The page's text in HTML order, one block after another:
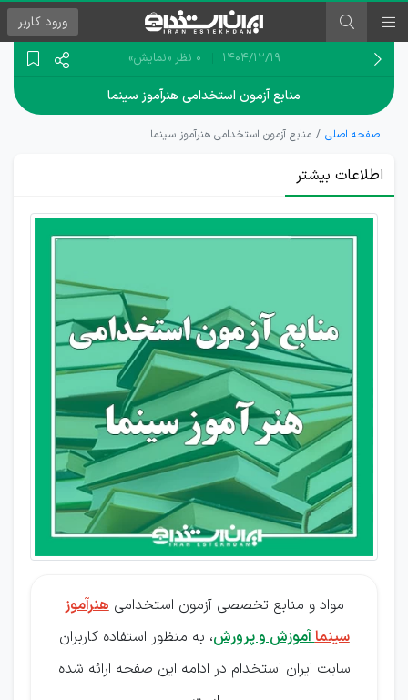
ورود کاربر
۱۴۰۴/۱۲/۱۹ 0 نظر «نمایش»
منابع آزمون استخدامی هنرآموز سینما
صفحه اصلی منابع آزمون استخدامی هنرآموز سینما
اطلاعات بیشتر
دانلود
آزمون
هنرآموز
سینما
مواد و منابع تخصصی آزمون استخدامیهنرآموز
سینماآموزش و پرورش، به منظور استفاده کاربران
سایت ایران استخدام در ادامه این صفحه ارائه شده